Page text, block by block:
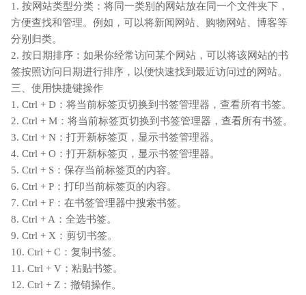
1. 按网站类型分类：将同一类别的网站放在同一个文件夹下，
方便查找和管理。例如，可以将新闻网站、购物网站、博客等
分别归类。
2. 按日期排序：如果你经常访问某个网站，可以将该网站的书
签按照访问日期进行排序，以便快速找到最近访问过的网站。
三、使用快捷键操作
1. Ctrl + D：将当前标签页切换到书签管理器，查看所有书签。
2. Ctrl + M：将当前标签页切换到书签管理器，查看所有书签。
3. Ctrl + N：打开新标签页，显示书签管理器。
4. Ctrl + O：打开新标签页，显示书签管理器。
5. Ctrl + S：保存当前标签页的内容。
6. Ctrl + P：打印当前标签页的内容。
7. Ctrl + F：在书签管理器中搜索书签。
8. Ctrl + A：全选书签。
9. Ctrl + X：剪切书签。
10. Ctrl + C：复制书签。
11. Ctrl + V：粘贴书签。
12. Ctrl + Z：撤销操作。